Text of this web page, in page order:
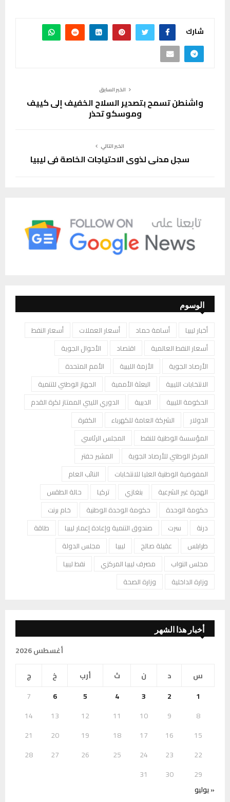
شارك
الخبر السابق
واشنطن تسمح بتصدير السلاح الخفيف إلى كييف
وموسكو تحذر
الخبر التالي
سجل مدني لذوي الاحتياجات الخاصة في ليبيا
الوسوم
أخبار ليبيا أسامة حماد أسعار العملات
أسعار النفط
أسعار النفط العالمية
اقتصاد
الأحوال الجوية
الأرصاد الجوية
الأزمة الليبية
الأمم المتحدة
الانتخابات الليبية
البعثة الأممية
الجهاز الوطني للتنمية
الحكومة الليبية
الدبيبة
الدوري الليبي الممتاز لكرة القدم
الدولار
الشركة العامة للكهرباء
الكفرة
المؤسسة الوطنية للنفط
المجلس الرئاسي
المركز الوطني للأرصاد الجوية
المشير حفتر
المفوضية الوطنية العليا للانتخابات
النائب العام
الهجرة غير الشرعية
بنغازي تركيا
حالة الطقس
حكومة الوحدة
حكومة الوحدة الوطنية
خام برنت
درنة
سرت صندوق التنمية وإعادة إعمار ليبيا
طاقة
طرابلس
عقيلة صالح ليبيا
مجلس الدولة
مجلس النواب
مصرف ليبيا المركزي
نفط ليبيا
وزارة الداخلية
وزارة الصحة
أخبار هذا الشهر
أغسطس 2026
س
د ن ث أرب خ
ج
1
2
3
4
5
6
7
8
9
10
11
12
13
14
15
16
17
18
19
20
21
22
23
24
25
26
27
28
29
30
31
« يوليو